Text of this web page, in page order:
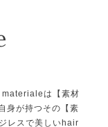
は【素材
身が持つその【素
レスで美しいhair